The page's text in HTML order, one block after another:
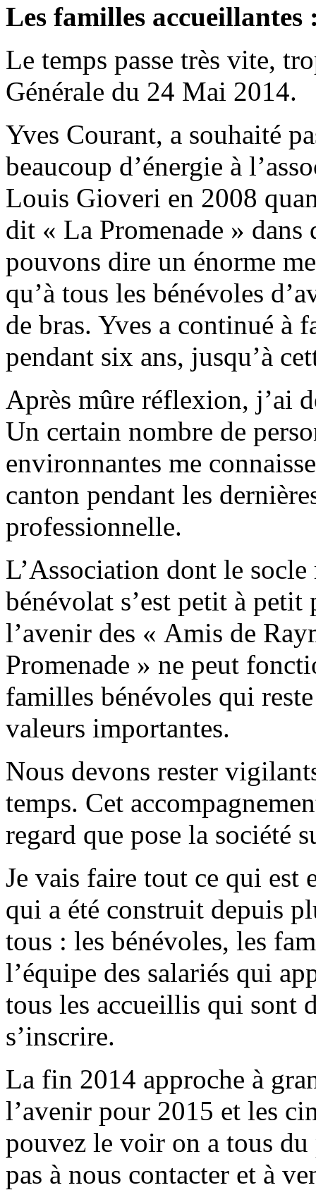
Les familles
Le temps passe très vite,
Générale du 24 Mai 2014.
Yves Courant, a souhaité
beaucoup d’énergie à
Louis Gioveri en 2008
dit « La Promenade »
pouvons dire un énorme
qu’à tous les bénévoles
de bras. Yves a continué à
pendant six ans, jusqu’à
Après mûre réflexion, j’ai
Un certain nombre de
environnantes me
canton pendant les
professionnelle.
L’Association dont le
bénévolat s’est petit à
l’avenir des « Amis de
Promenade » ne peut
familles bénévoles qui
valeurs importantes.
Nous devons rester
temps. Cet
regard que pose la société
Je vais faire tout ce qui
qui a été construit depuis
tous : les bénévoles, les
l’équipe des salariés qui
tous les accueillis qui sont
s’inscrire.
La fin 2014 approche à
l’avenir pour 2015 et les
pouvez le voir on a tous du
pas à nous contacter et à